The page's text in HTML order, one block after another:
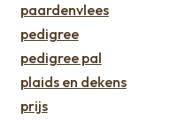
paardenvlees
pedigree
pedigree pal
plaids en dekens
prijs